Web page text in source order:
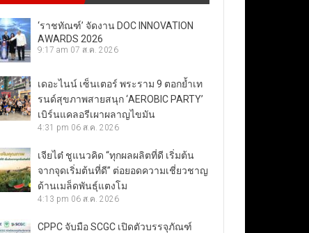
‘ราชทัณฑ์’ จัดงาน DOC INNOVATION
AWARDS 2026
9:17 am 07 ส.ค. 2026
เดอะไนน์ เซ็นเตอร์ พระราม 9 ตอกย้ำเท
รนด์สุขภาพสายสนุก ‘AEROBIC PARTY’
เบิร์นแคลอรีเผาผลาญไขมัน
4:31 pm 06 ส.ค. 2026
เจียไต๋ ชูแนวคิด “ทุกผลผลิตที่ดี เริ่มต้น
จากจุดเริ่มต้นที่ดี” ต่อยอดความเชี่ยวชาญ
ด้านเมล็ดพันธุ์แตงโม
4:13 pm 06 ส.ค. 2026
CPPC จับมือ SCGC เปิดตัวบรรจุภัณฑ์